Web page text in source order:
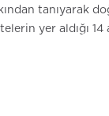
tanıyarak
yer aldığı 14